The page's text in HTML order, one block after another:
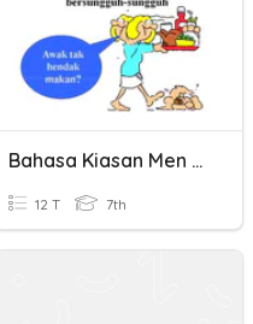
Bahasa Kiasan Men 1NA
12 T 7th